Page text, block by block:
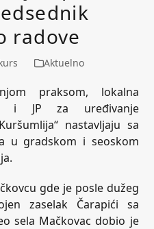
radove
Aktuelno
praksom, lokalna
i JP za uređivanje
nastavljaju sa
u gradskom i seoskom
gde je posle dužeg
zaselak Čarapići sa
sela Mačkovac dobio je